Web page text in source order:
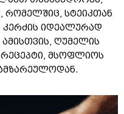
რომელშიც, სტეიკთან
კერძის იდეალურად
ღუმელის
რეცეპტი, მსოფლიოს